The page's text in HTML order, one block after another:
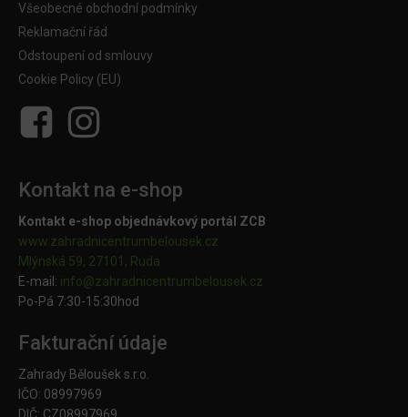
Všeobecné obchodní podmínky
Reklamační řád
Odstoupení od smlouvy
Cookie Policy (EU)
Kontakt na e-shop
Kontakt e-shop objednávkový portál ZCB
www.zahradnicentrumbelousek.cz
Mlýnská 59, 27101, Ruda
E-mail: info@zahradnicentrumbelousek.cz
Po-Pá 7:30-15:30hod
Fakturační údaje
Zahrady Běloušek s.r.o.
IČO: 08997969